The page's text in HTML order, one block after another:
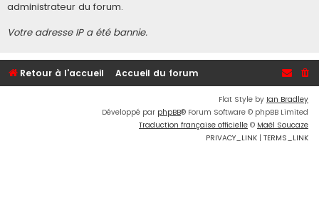
administrateur du forum.
Votre adresse IP a été bannie.
Retour à l'accueil Accueil du forum
Flat Style by Ian Bradley
Développé par phpBB® Forum Software © phpBB Limited
Traduction française officielle © Maël Soucaze
PRIVACY_LINK | TERMS_LINK